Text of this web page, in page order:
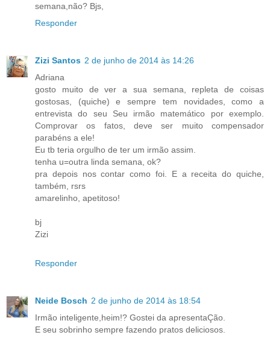
semana,não? Bjs,
Responder
Zizi Santos 2 de junho de 2014 às 14:26
Adriana
gosto muito de ver a sua semana, repleta de coisas
gostosas, (quiche) e sempre tem novidades, como a
entrevista do seu Seu irmão matemático por exemplo.
Comprovar os fatos, deve ser muito compensador
parabéns a ele!
Eu tb teria orgulho de ter um irmão assim.
tenha u=outra linda semana, ok?
pra depois nos contar como foi. E a receita do quiche,
também, rsrs
amarelinho, apetitoso!
bj
Zizi
Responder
Neide Bosch 2 de junho de 2014 às 18:54
Irmão inteligente,heim!? Gostei da apresentaÇão.
E seu sobrinho sempre fazendo pratos deliciosos.